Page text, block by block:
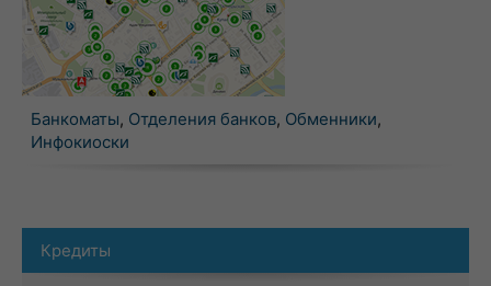
Банкоматы, Отделения банков, Обменники,
Инфокиоски
Кредиты